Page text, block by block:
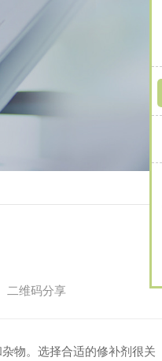
二维码分享
物。选择合适的修补剂很关